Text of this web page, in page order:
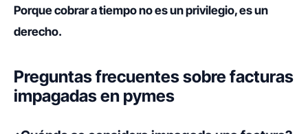
Porque cobrar a tiempo no es un privilegio, es un
derecho.
Preguntas frecuentes sobre facturas
impagadas en pymes